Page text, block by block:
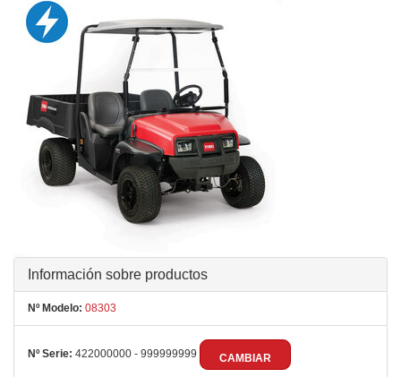
Información sobre productos
Nº Modelo: 08303
Nº Serie: 422000000 - 999999999 CAMBIAR